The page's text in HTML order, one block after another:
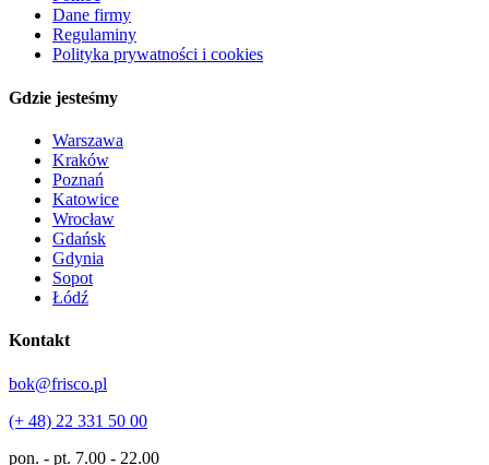
Dane firmy
Regulaminy
Polityka prywatności i cookies
Gdzie jesteśmy
Warszawa
Kraków
Poznań
Katowice
Wrocław
Gdańsk
Gdynia
Sopot
Łódź
Kontakt
bok@frisco.pl
(+ 48) 22 331 50 00
pon. - pt. 7.00 - 22.00